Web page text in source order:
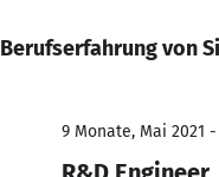
Berufserfahrung von
9 Monate, Mai 2021 -